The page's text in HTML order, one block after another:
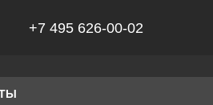
+7 495 626-00-02